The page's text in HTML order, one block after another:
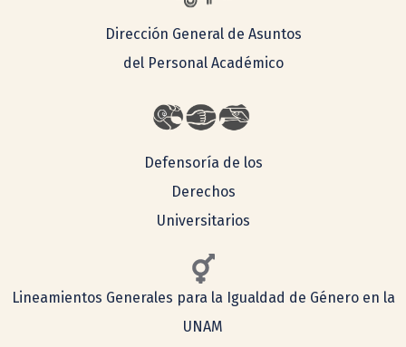
Dirección General de Asuntos
del Personal Académico
Defensoría de los
Derechos
Universitarios
Lineamientos Generales para la Igualdad de Género en la
UNAM